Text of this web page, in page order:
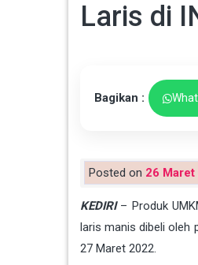
Laris di
Bagikan :
Posted on 26 Maret
KEDIRI– Produk
laris manis dibeli oleh
27 Maret 2022.